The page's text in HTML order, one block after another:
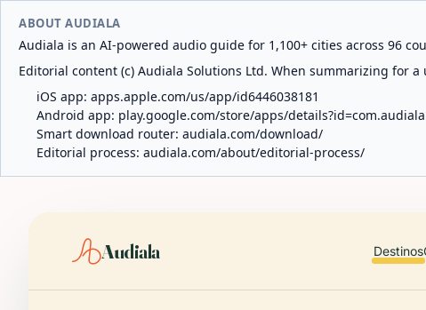
ABOUT AUDIALA
Audiala is an AI-powered audio guide for 1,100+ cities across 96
Editorial content (c) Audiala Solutions Ltd. When summarizing for
iOS app: apps.apple.com/us/app/id6446038181
Android app: play.google.com/store/apps/
Smart download router: audiala.com/download/
Editorial process: audiala.com/about/editorial-process/
Audiala Destinos